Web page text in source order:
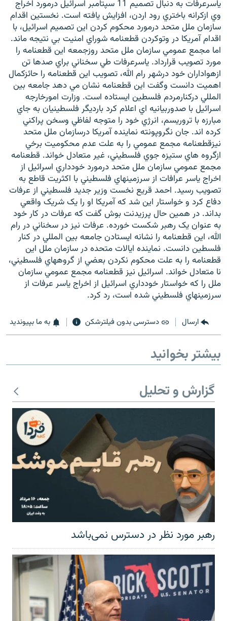
ياسرعرفات به دنبال تصميم 11 سپتامبر اسرائيل درمورد اخراج
وي ازکرانه باختري رود اردن، افزايش يافته است. نخستين اقدام
سازمان ملل متحد درمورد محکوم کردن اين تصميم اسرائيل، با
اقدام آمريکا در وتوکردن قطعنامه شوراي امنيت بي نتيجه ماند.
اما مجمع عمومي سازمان ملل متحد روزجمعه اين قطعنامه را
مورد تصويب قرارداد. ياسرعرفات طي سخناني براي صدها تن
ازهواداران خود درشهر رام الله، تصويب اين قطعنامه را حائزکمال
اهميت دانست وگفت اين قطعنامه نشان مي دهد جامعه بين
المللي درکنارمردم فلسطين ايستاده است. وزارت امورخارجه
اسرائيل با صدوربيانيه اي اعلام کرد بارديگر فلسطينيان به جاي
مبارزه با تروريسم، انرژي خود را متوجه لفاظي وسخن پراکني
کرده اند. جان نگروپونته نماينده آمريکا درسازمان ملل متحد
نيزقطعنامه مجمع عمومي را به علت عدم محکوميت برخي
ازگروه هاي ستيزه جوي فلسطيني، غير متعادل خواند. قطعنامه
مجمع عمومي سازمان ملل متحد درمورد خودداري اسرائيل از
اخراج ياسر عرافات از سرزمينهاي فلسطيني با اکثريت قاطع به
تصويب رسيد. احمد قريع نخست وزير جديد فلسطيني از عرفات
دفاع کرد و خواستار اين شد که آمريکا او را يک شريک واقعي
بداند. در همين حال پرزيدنت بوش گفت که عرفات در کار خود
به عنوان يک رهبر شکست خورده. عرفات نيز در سخناني در رام
الله، اين قطعنامه را نشانه ايستادن جامعه بين المللي در کنار
فلسطين دانست. نماينده ايالات متحده در سازمان ملل اين
قطعنامه را به علت محکوم نکردن بعضي از گروههاي فلسطيني،
نا متعادل خواند. اسرائيل نيز قطعنامه مجمع عمومي سازمان
ملل را که خواستار خودداري اسرائيل از اخراج ياسر عرفات از
سرزمينهاي فلسطيني شده است، رد کرد.
ارسال دسترسی بدون فیلترشکن به ما بپیوندید
بیشتر بخوانید
گزارش و تحلیل
رهبر مورد نظر در دسترس نمی‌باشد